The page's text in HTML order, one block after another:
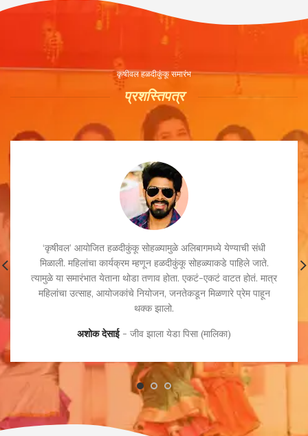
कृषीवल हळदीकुंकू समारंभ
प्रशस्तिपत्र
‘कृषीवल’ आयोजित हळदीकुंकू सोहळ्यामुळे अलिबागमध्ये येण्याची संधी
मिळाली. महिलांचा कार्यक्रम म्हणून हळदीकुंकू सोहळ्याकडे पाहिले जाते.
त्यामुळे या समारंभात येताना थोडा तणाव होता. एकटं-एकटं वाटत होतं. मात्र
महिलांचा उत्साह, आयोजकांचे नियोजन, जनतेकडून मिळणारे प्रेम पाहून
थक्क झालो.
अशोक देसाई जीव झाला येडा पिसा (मालिका)